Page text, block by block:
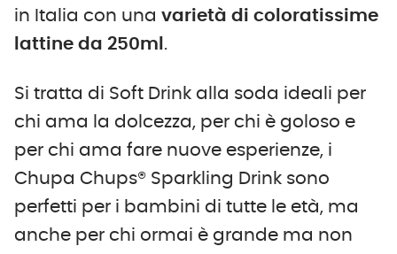
in Italia con una varietà di coloratissime
lattine da 250ml .
Si tratta di Soft Drink alla soda ideali per
chi ama la dolcezza, per chi è goloso e
per chi ama fare nuove esperienze, i
Chupa Chups® Sparkling Drink sono
perfetti per i bambini di tutte le età, ma
anche per chi ormai è grande ma non